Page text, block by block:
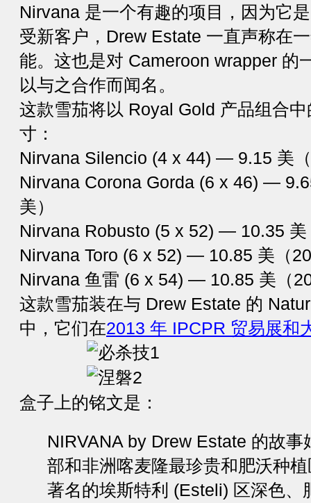
Nirvana 是一个有趣的项目，因为它
受新客户，Drew Estate 一直声称在
能。这也是对 Cameroon wrapper 的
以与之合作而闻名。
这款雪茄将以 Royal Gold 产品组合
寸：
Nirvana Silencio (4 x 44) — 9.15 美
Nirvana Corona Gorda (6 x 46) —
美）
Nirvana Robusto (5 x 52) — 10.35
Nirvana Toro (6 x 52) — 10.85 美（
Nirvana 鱼雷 (6 x 54) — 10.85 美（
这款雪茄装在与 Drew Estate 的
中，它们在2013 年 IPCPR 贸易展和
盒子上的铭文是：
NIRVANA by Drew Estate 的故
部和非洲喀麦隆最珍贵和肥沃种
著名的埃斯特利 (Esteli) 区深色、